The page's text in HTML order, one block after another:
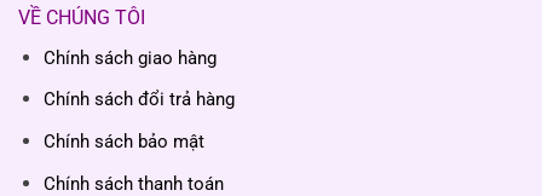
VỀ CHÚNG TÔI
Chính sách giao hàng
Chính sách đổi trả hàng
Chính sách bảo mật
Chính sách thanh toán